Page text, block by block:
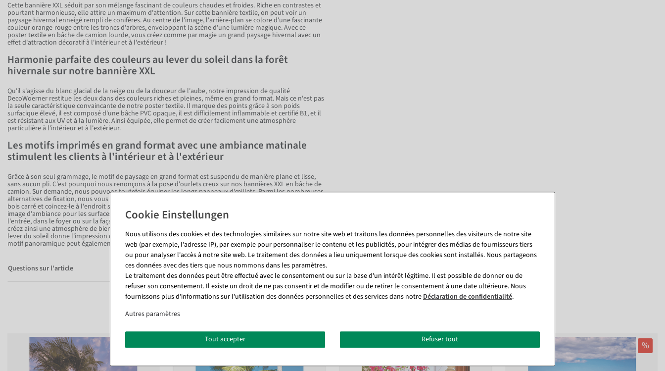
Cette bannière XXL séduit par son mélange fascinant de couleurs chaudes et froides. Riche en contrastes et
pourtant harmonieuse, elle attire un maximum d'attention. Sur cette bannière textile, on peut voir un
paysage hivernal enneigé rempli de conifères. Au centre de l'image, l'arrière-plan se colore d'une fascinante
couleur orange-rouge entre les troncs d'arbres, enveloppant la scène d'une lumière magique. Avec ce
poster textile en bâche de camion lourde, vous créez comme par magie un grand paysage hivernal avec un
effet d'attraction décoratif à l'intérieur et à l'extérieur !
Harmonie parfaite des couleurs au lever du soleil dans la forêt
hivernale sur notre bannière XXL
Qu'il s'agisse du blanc glacial de la neige ou de la douceur de l'aube, notre impression de qualité
DecoWoerner restitue les deux dans des couleurs riches et pleines, même en grand format. Mais ce n'est pas
la seule caractéristique convaincante de notre poster textile. Il marque des points grâce à son poids
surfacique élevé, il est composé d'une bâche PVC opaque, il est difficilement inflammable et certifié B1, et il
est résistant aux UV et à la lumière. Ainsi équipée, elle permet de créer facilement une atmosphère
particulière à l'intérieur et à l'extérieur.
Les motifs imprimés en grand format avec une ambiance matinale
stimulent les clients à l'intérieur et à l'extérieur
Grâce à son seul grammage, le motif de paysage en grand format est suspendu de manière plane et lisse,
sans aucun pli. C'est pourquoi nous renonçons à la pose d'ourlets creux sur nos bannières XXL en bâche de
camion. Sur demande, nous pouvons toutefois équiper les longs panneaux d'œillets. Parmi les nombreuses
alternatives de fixation, nous vous conseillons la variante suivante : clouez ou agrafez le poster textile à un
bois carré et coincez-le à l'endroit souhaité pour la décoration. Utilisez notre bannière décorative comme
image d'ambiance pour les surfaces de vente à l'intérieur et à l'extérieur, créez des associations positives dès
l'entrée, dans le foyer ou sur la façade extérieure. Lors d'événements ou dans des halls d'exposition, vous
créez ainsi une atmosphère de bien-être qui attire également les clients et les personnes intéressées. Le
lever du soleil donne l'impression d'un nouveau départ ! Profitez-en pour votre entreprise. Bien entendu, ce
motif panoramique peut également être utilisé pour mettre en valeur des espaces privés.
Questions sur l'article
% %
Nous utilisons des cookies et des technologies similaires sur notre site web et traitons les données personnelles des visiteurs de notre site
web (par exemple, l'adresse IP), par exemple pour personnaliser le contenu et les publicités, pour intégrer des médias de fournisseurs tiers
ou pour analyser l'accès à notre site web. Le traitement des données a lieu uniquement lorsque des cookies sont installés. Nous partageons
ces données avec des tiers que nous nommons dans les paramètres.
Le traitement des données peut être effectué avec le consentement ou sur la base d'un intérêt légitime. Il est possible de donner ou de
refuser son consentement. Il existe un droit de ne pas consentir et de modifier ou de retirer le consentement à une date ultérieure. Nous
fournissons plus d'informations sur l'utilisation des données personnelles et des services dans notre Déclaration de confidentialité.
Autres paramètres
Tout accepter Refuser tout